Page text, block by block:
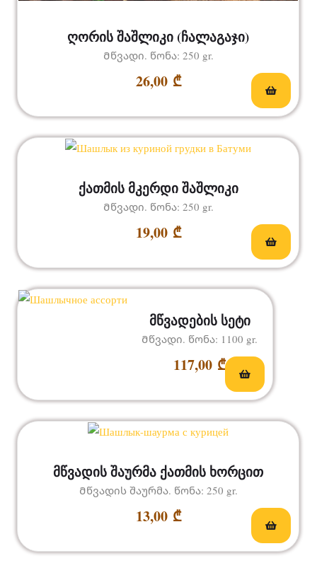
ღორის შაშლიკი (ჩალაგაჯი)
26,00 ₾
Მწვადი. წონა: 250 gr.
ქათმის მკერდი შაშლიკი
19,00 ₾
Მწვადი. წონა: 250 gr.
მწვადების სეტი
117,00 ₾
Მწვადი. წონა: 1100 gr.
მწვადის შაურმა ქათმის ხორცით
13,00 ₾
Მწვადის შაურმა. წონა: 250 gr.